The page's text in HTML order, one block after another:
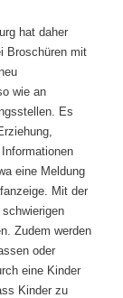
hat daher
Broschüren mit
wie an
Es
eine Meldung
Mit der
Zudem werden
oder
eine Kinder
Kinder zu